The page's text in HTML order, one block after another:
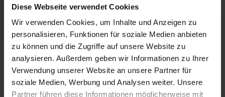
Diese Webseite verwendet Cookies
Wir verwenden Cookies, um Inhalte und Anzeigen zu
personalisieren, Funktionen für soziale Medien anbieten
zu können und die Zugriffe auf unsere Website zu
analysieren. Außerdem geben wir Informationen zu Ihrer
Verwendung unserer Website an unsere Partner für
soziale Medien, Werbung und Analysen weiter. Unsere
Partner führen diese Informationen möglicherweise mit
Gartenstuhlkissen mit Grachtenhaus-Motiv - mehrfarbig
22.9918.39